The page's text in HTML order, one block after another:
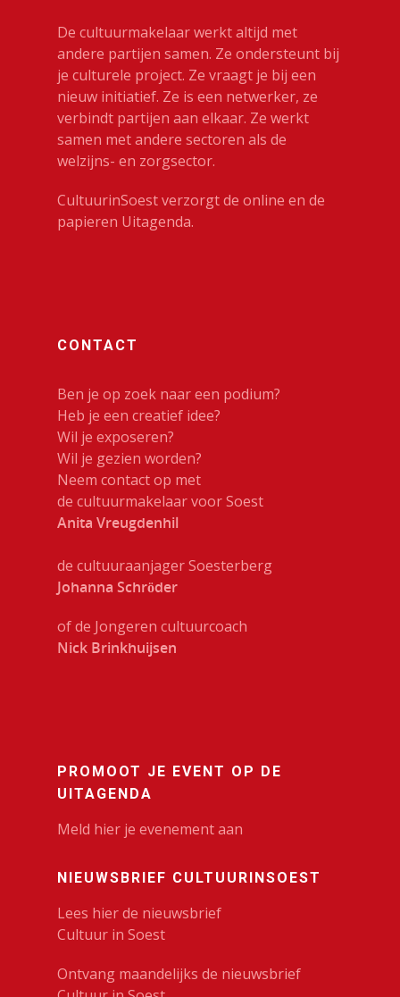
De cultuurmakelaar werkt altijd met
andere partijen samen. Ze ondersteunt bij
je culturele project. Ze vraagt je bij een
nieuw initiatief. Ze is een netwerker, ze
verbindt partijen aan elkaar. Ze werkt
samen met andere sectoren als de
welzijns- en zorgsector.
CultuurinSoest verzorgt de online en de
papieren Uitagenda.
CONTACT
Ben je op zoek naar een podium?
Heb je een creatief idee?
Wil je exposeren?
Wil je gezien worden?
Neem contact op met
de cultuurmakelaar voor Soest
Anita Vreugdenhil
de cultuuraanjager Soesterberg
Johanna Schröder
of de Jongeren cultuurcoach
Nick Brinkhuijsen
PROMOOT JE EVENT OP DE
UITAGENDA
Meld hier je evenement aan
NIEUWSBRIEF CULTUURINSOEST
Lees hier de nieuwsbrief
Cultuur in Soest
Ontvang maandelijks de nieuwsbrief